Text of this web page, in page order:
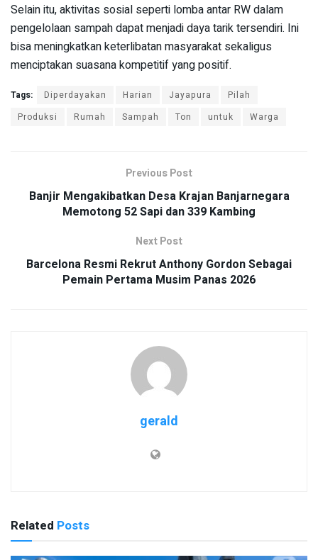
Selain itu, aktivitas sosial seperti lomba antar RW dalam
pengelolaan sampah dapat menjadi daya tarik tersendiri. Ini
bisa meningkatkan keterlibatan masyarakat sekaligus
menciptakan suasana kompetitif yang positif.
Tags: Diperdayakan Harian Jayapura
Pilah
Produksi
Rumah Sampah Ton untuk Warga
Previous Post
Banjir Mengakibatkan Desa Krajan Banjarnegara
Memotong 52 Sapi dan 339 Kambing
Next Post
Barcelona Resmi Rekrut Anthony Gordon Sebagai
Pemain Pertama Musim Panas 2026
gerald
Related Posts